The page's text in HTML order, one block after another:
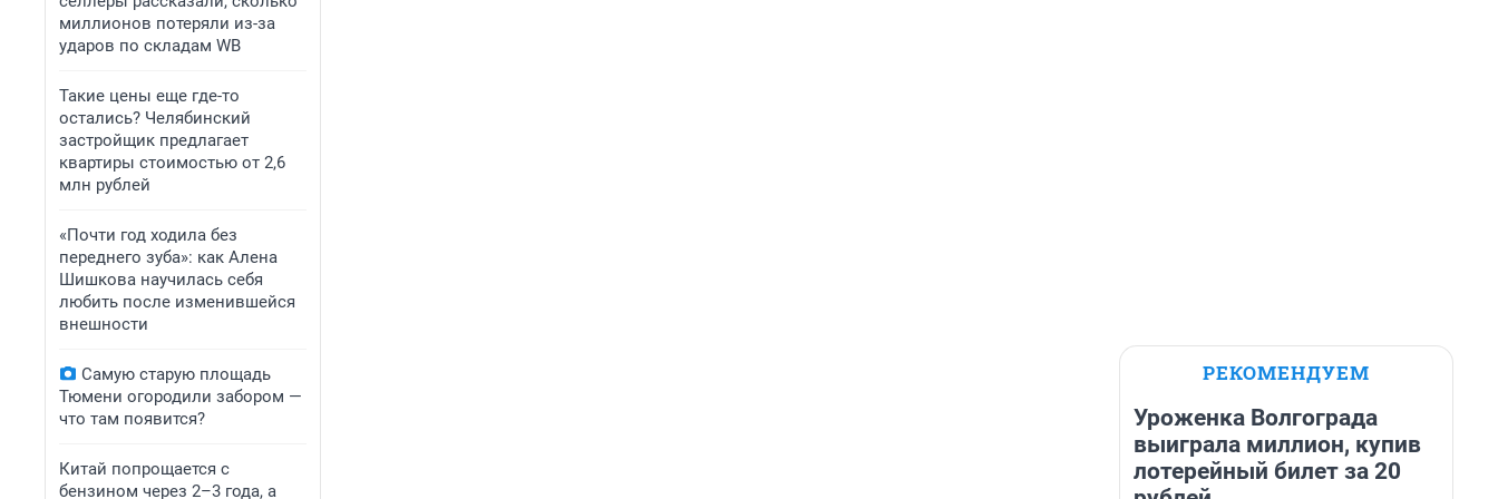
миллионов потеряли из-за
ударов по складам WB
Такие цены еще где-то
остались? Челябинский
застройщик предлагает
квартиры стоимостью от 2,6
млн рублей
«Почти год ходила без
переднего зуба»: как Алена
Шишкова научилась себя
любить после изменившейся
внешности
Самую старую площадь
Тюмени огородили забором —
что там появится?
Китай попрощается с
бензином через 2–3 года, а
РЕКОМЕНДУЕМ
Уроженка Волгограда
выиграла миллион, купив
лотерейный билет за 20